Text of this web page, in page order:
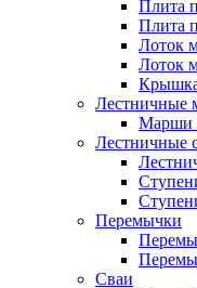
Плита
Плита
Лоток
Лоток
Лестничные
Лестничные
Перемычки
Сваи